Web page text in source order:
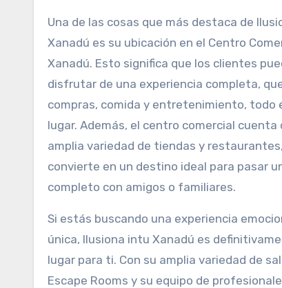
Una de las cosas que más destaca de
Xanadú es su ubicación en el Centro
Xanadú. Esto significa que los clientes
disfrutar de una experiencia completa,
compras, comida y entretenimiento, todo
lugar. Además, el centro comercial cuenta
amplia variedad de tiendas y
convierte en un destino ideal para pasar
completo con amigos o familiares.
Si estás buscando una experiencia
única, Ilusiona intu Xanadú es
lugar para ti. Con su amplia variedad de
Escape Rooms y su equipo de